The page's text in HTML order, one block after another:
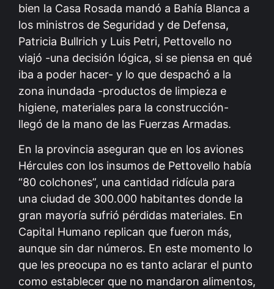
bien la Casa Rosada mandó a Bahía Blanca a
los ministros de Seguridad y de Defensa,
Patricia Bullrich y Luis Petri, Pettovello no
viajó -una decisión lógica, si se piensa en qué
iba a poder hacer- y lo que despachó a la
zona inundada -productos de limpieza e
higiene, materiales para la construcción-
llegó de la mano de las Fuerzas Armadas.
En la provincia aseguran que en los aviones
Hércules con los insumos de Pettovello había
“80 colchones”, una cantidad ridícula para
una ciudad de 300.000 habitantes donde la
gran mayoría sufrió pérdidas materiales. En
Capital Humano replican que fueron más,
aunque sin dar números. En este momento lo
que les preocupa no es tanto aclarar el punto
como establecer que no mandaron alimentos,